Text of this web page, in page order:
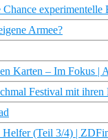
experimentelle
Armee?
Karten – Im Fokus |
Festival mit
(Teil 3/4) |